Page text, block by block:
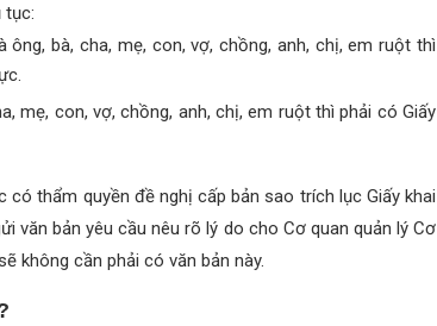
tục:
bà, cha, mẹ, con, vợ, chồng, anh, chị, em ruột thì
mẹ, con, vợ, chồng, anh, chị, em ruột thì phải có Giấy
thẩm quyền đề nghị cấp bản sao trích lục Giấy khai
văn bản yêu cầu nêu rõ lý do cho Cơ quan quản lý Cơ
không cần phải có văn bản này.